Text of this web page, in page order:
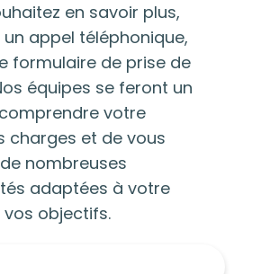
en savoir plus,
un appel téléphonique,
formulaire de prise de
équipes se feront un
votre
charges et de vous
nombreuses
adaptées à votre
objectifs.